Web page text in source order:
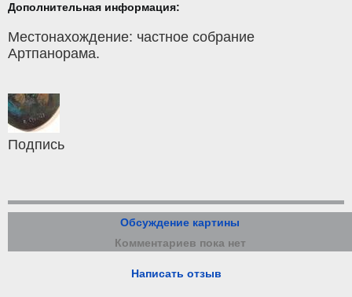
Дополнительная информация:
Местонахождение: частное собрание
Артпанорама.
Подпись
Обсуждение картины
Комментариев пока нет
Написать отзыв